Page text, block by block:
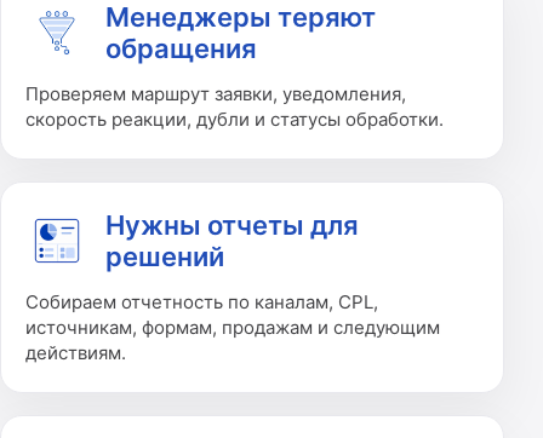
Менеджеры теряют
обращения
Проверяем маршрут заявки, уведомления,
скорость реакции, дубли и статусы обработки.
Нужны отчеты для
решений
Собираем отчетность по каналам, CPL,
источникам, формам, продажам и следующим
действиям.